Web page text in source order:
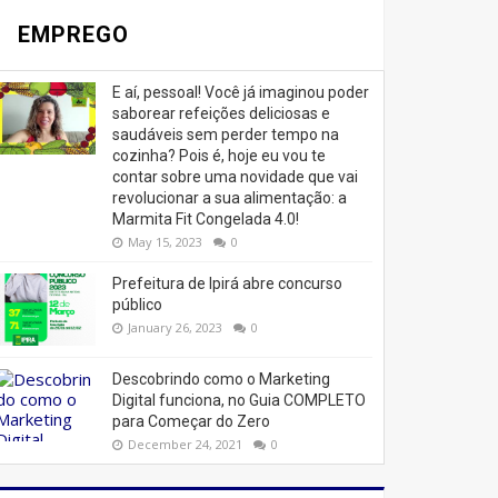
EMPREGO
E aí, pessoal! Você já imaginou poder
saborear refeições deliciosas e
saudáveis ​​sem perder tempo na
cozinha? Pois é, hoje eu vou te
contar sobre uma novidade que vai
revolucionar a sua alimentação: a
Marmita Fit Congelada 4.0!
May 15, 2023 0
Prefeitura de Ipirá abre concurso
público
January 26, 2023 0
Descobrindo como o Marketing
Digital funciona, no Guia COMPLETO
para Começar do Zero
December 24, 2021 0